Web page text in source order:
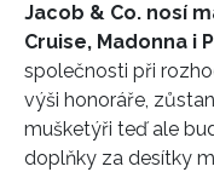
Jacob & Co. nosí
Cruise, Madonna i
společnosti při
výši honoráře,
mušketýři teď ale
doplňky za desítky